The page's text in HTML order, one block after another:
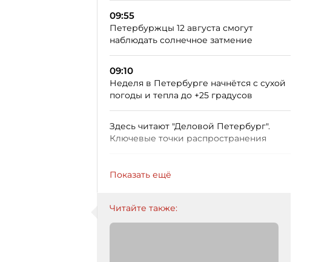
09:55
Петербуржцы 12 августа смогут
наблюдать солнечное затмение
09:10
Неделя в Петербурге начнётся с сухой
погоды и тепла до +25 градусов
Здесь читают "Деловой Петербург".
Ключевые точки распространения
Показать ещё
Читайте также: